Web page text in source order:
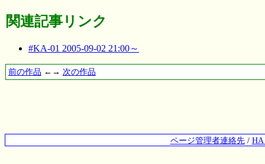
関連記事リンク
#KA-01 2005-09-02 21:00～
前の作品 ←→ 次の作品
ページ管理者連絡先/ HA